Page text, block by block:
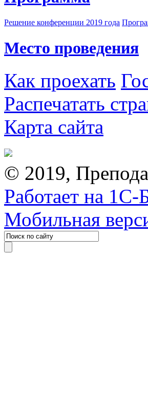
Решение конференции 2019 года
Место проведения
Как проехать
Распечатать
Карта сайта
© 2019,
Работает на
Мобильная